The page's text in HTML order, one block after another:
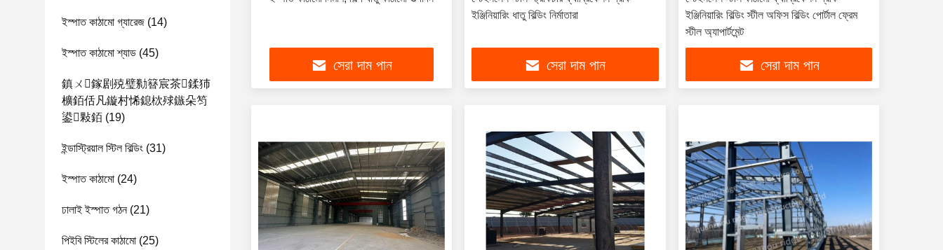
ইস্পাত কাঠামো গ্যারেজ (14)
ইস্পাত কাঠামো শ্যাড (45)
鎮ㄨ鎵剧殑璧勬簮宸茶鍒犻
櫎銆佸凡鏇村悕鎴栨殏鏃朵笉
鍙敤銆 (19)
ইন্ডাস্ট্রিয়াল স্টিল বিল্ডিং (31)
ইস্পাত কাঠামো (24)
ঢালাই ইস্পাত গঠন(21)
পিইবি স্টিলের কাঠামো (25)
সেরা দাম পান
ইঞ্জিনিয়ারিং ধাতু বিল্ডিং নির্মাতারা
সেরা দাম পান
ইঞ্জিনিয়ারিং বিল্ডিং স্টীল অফিস বিল্ডিং পোর্টাল ফ্রেম
স্টীল অ্যাপার্টমেন্ট
সেরা দাম পান